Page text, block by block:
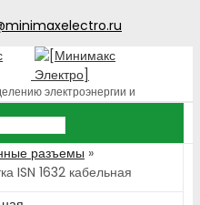
электроэнергии и
разъемы »
ISN 1632 кабельная